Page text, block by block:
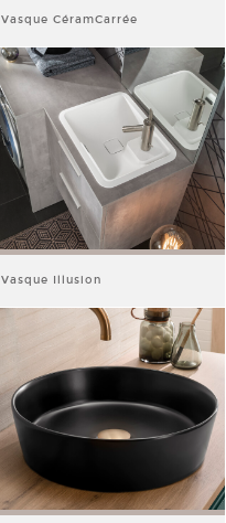
Vasque CéramCarrée
Vasque Illusion